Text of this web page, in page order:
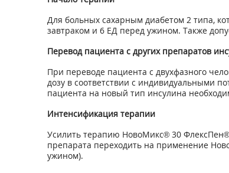
Для больных сахарным диабетом 2 типа,
завтраком и 6 ЕД перед ужином. Также
Перевод пациента с других препаратов
При переводе пациента с двухфазного
дозу в соответствии с индивидуальными
пациента на новый тип инсулина
Интенсификация терапии
Усилить терапию НовоМикс® 30
препарата переходить на применение
ужином).